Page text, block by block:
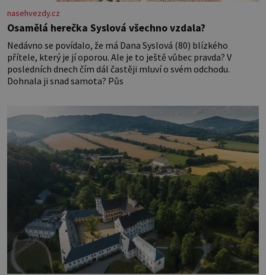
nasehvezdy.cz
Osamělá herečka Syslová všechno vzdala?
Nedávno se povídalo, že má Dana Syslová (80) blízkého
přítele, který je jí oporou. Ale je to ještě vůbec pravda? V
posledních dnech čím dál častěji mluví o svém odchodu.
Dohnala ji snad samota? Půs